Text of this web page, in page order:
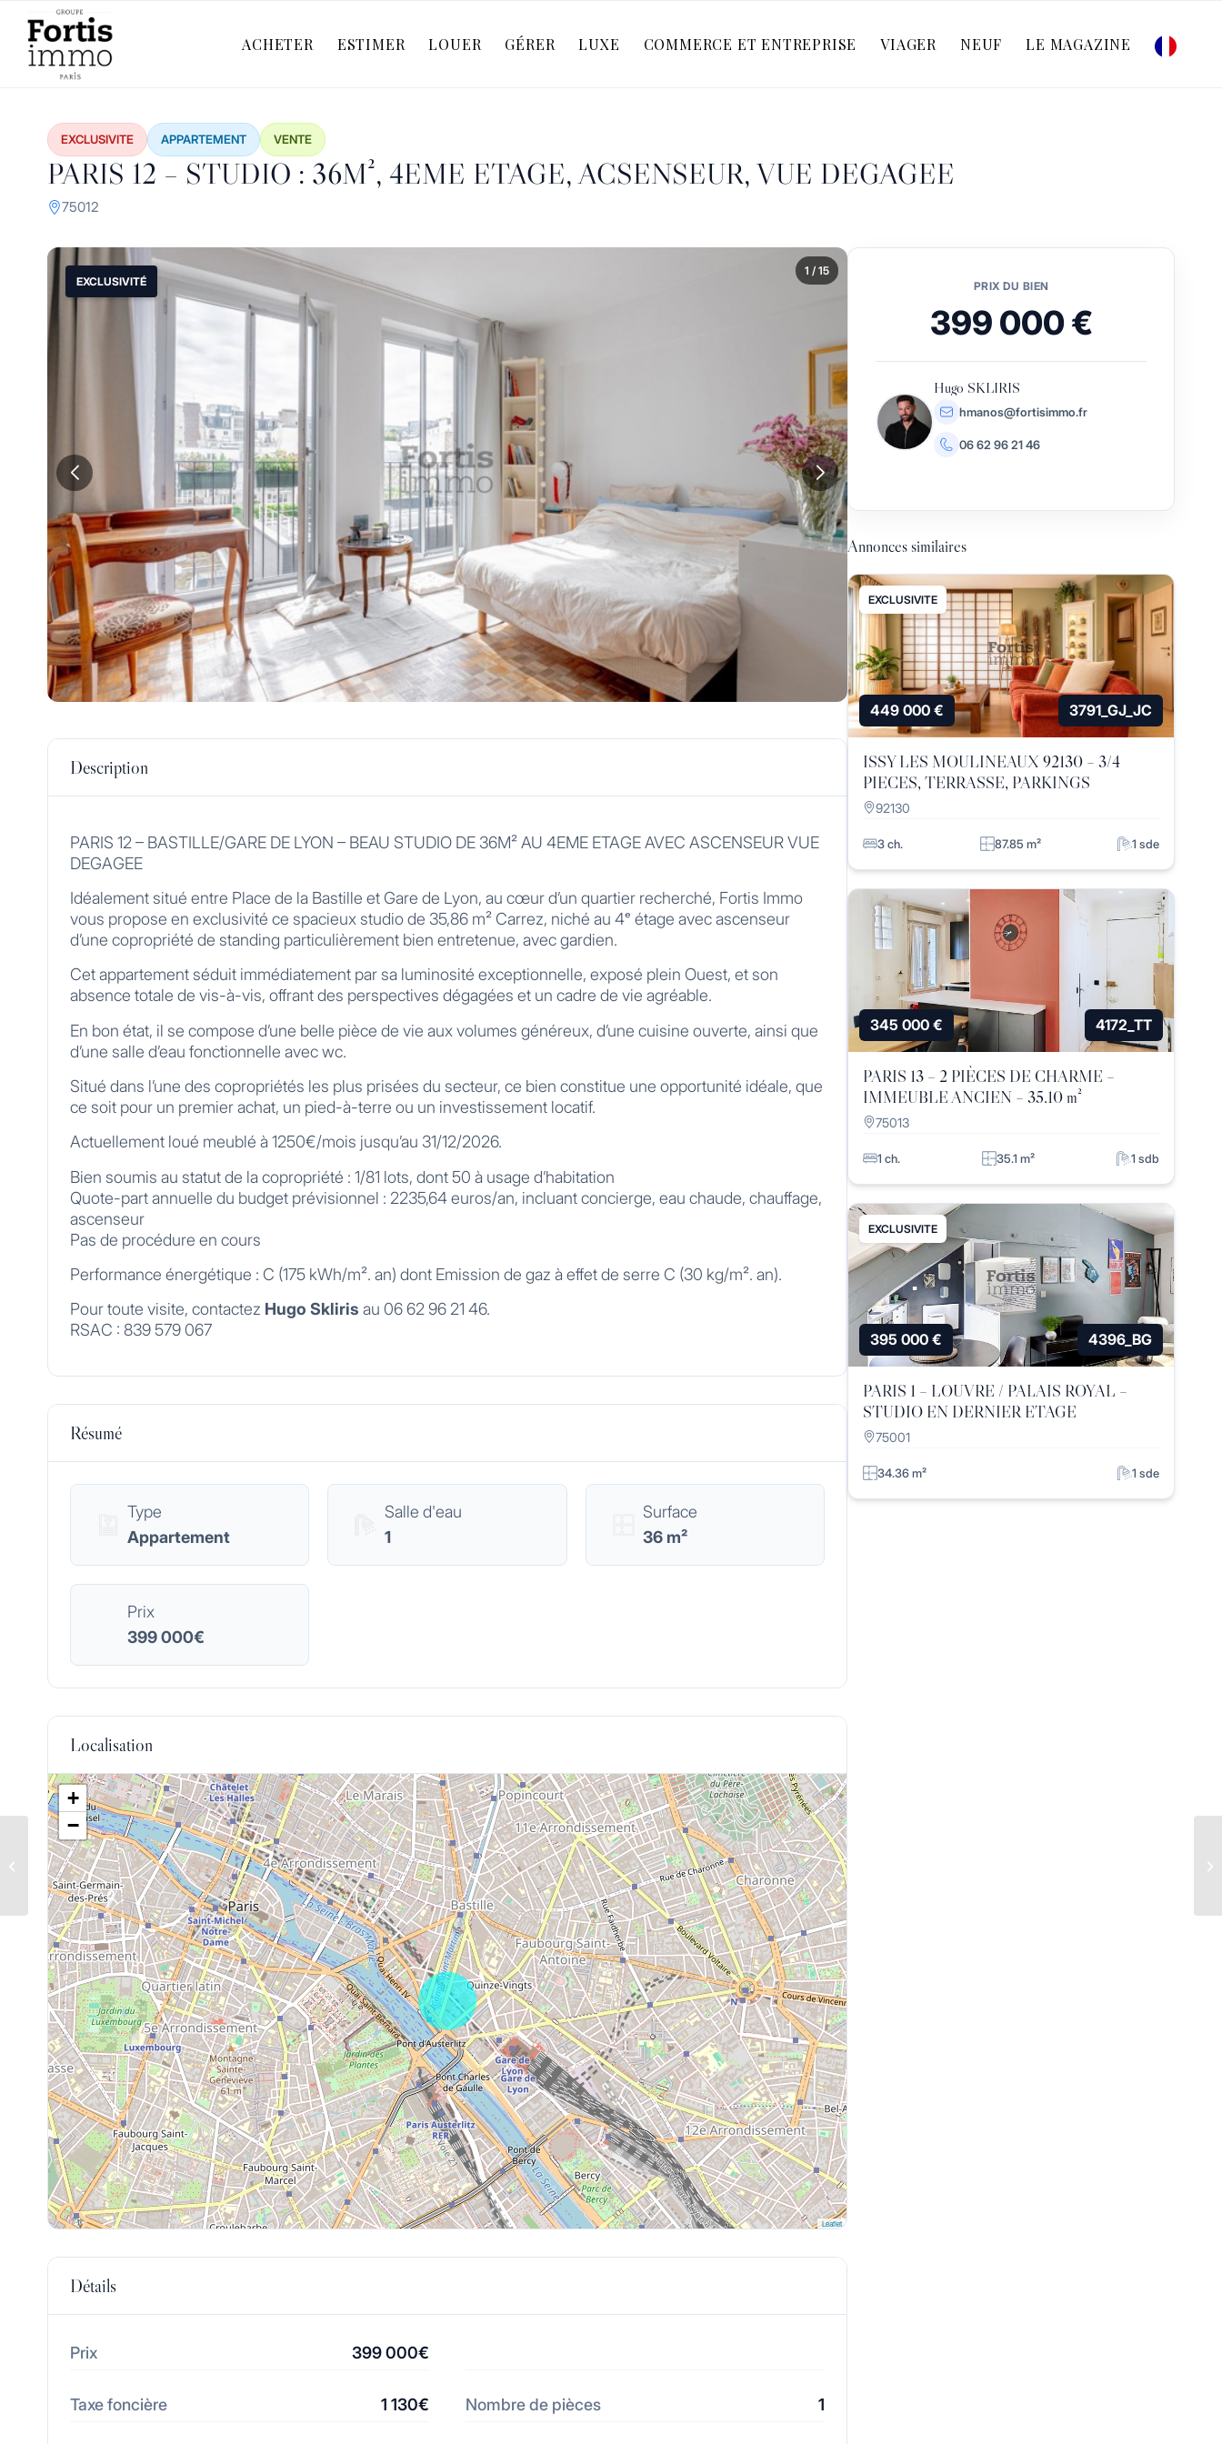
ACHETER ESTIMER LOUER GÉRER LUXE COMMERCE ET ENTREPRISE VIAGER NEUF LE MAGAZINE
EXCLUSIVITE APPARTEMENT VENTE
PARIS 12 – STUDIO : 36M², 4EME ETAGE, ACSENSEUR, VUE DEGAGEE
75012
EXCLUSIVITÉ
1 / 15
Description
PARIS 12 – BASTILLE/GARE DE LYON – BEAU STUDIO DE 36M² AU 4EME ETAGE AVEC ASCENSEUR VUE
DEGAGEE
Idéalement situé entre Place de la Bastille et Gare de Lyon, au cœur d’un quartier recherché, Fortis Immo
vous propose en exclusivité ce spacieux studio de 35,86 m² Carrez, niché au 4ᵉ étage avec ascenseur
d’une copropriété de standing particulièrement bien entretenue, avec gardien.
Cet appartement séduit immédiatement par sa luminosité exceptionnelle, exposé plein Ouest, et son
absence totale de vis-à-vis, offrant des perspectives dégagées et un cadre de vie agréable.
En bon état, il se compose d’une belle pièce de vie aux volumes généreux, d’une cuisine ouverte, ainsi que
d’une salle d’eau fonctionnelle avec wc.
Situé dans l’une des copropriétés les plus prisées du secteur, ce bien constitue une opportunité idéale, que
ce soit pour un premier achat, un pied-à-terre ou un investissement locatif.
Actuellement loué meublé à 1250€/mois jusqu’au 31/12/2026.
Bien soumis au statut de la copropriété : 1/81 lots, dont 50 à usage d’habitation
Quote-part annuelle du budget prévisionnel : 2235,64 euros/an, incluant concierge, eau chaude, chauffage,
ascenseur
Pas de procédure en cours
Performance énergétique : C (175 kWh/m². an) dont Emission de gaz à effet de serre C (30 kg/m². an).
Pour toute visite, contactez Hugo Skliris au 06 62 96 21 46.
RSAC : 839 579 067
Résumé
Type
Appartement
Salle d'eau
1
Surface
36 m²
Prix
399 000€
Localisation
+
−
Leaflet
Détails
Prix 399 000€
Taxe foncière 1 130€ Nombre de pièces 1
PRIX DU BIEN
399 000 €
Hugo SKLIRIS
hmanos@fortisimmo.fr
06 62 96 21 46
Annonces similaires
EXCLUSIVITE
449 000 € 3791_GJ_JC
ISSY LES MOULINEAUX 92130 – 3/4
PIECES, TERRASSE, PARKINGS
92130
3 ch. 87.85 m² 1 sde
345 000 € 4172_TT
PARIS 13 – 2 PIÈCES DE CHARME –
IMMEUBLE ANCIEN – 35.10 m²
75013
1 ch. 35.1 m² 1 sdb
EXCLUSIVITE
395 000 € 4396_BG
PARIS 1 – LOUVRE / PALAIS ROYAL –
STUDIO EN DERNIER ETAGE
75001
34.36 m² 1 sde
SERRIS – 77 – MURS –
BUREAUX 85 M²